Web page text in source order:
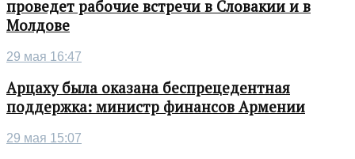
проведет рабочие встречи в Словакии и в
Молдове
29 мая 16:47
Арцаху была оказана беспрецедентная
поддержка: министр финансов Армении
29 мая 15:07